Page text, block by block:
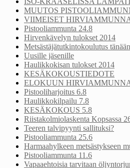
MUUTOS
VIIMEISET
Pistooliammunta 24.8
Hirvenkävelyn tulokset 2014
Metsästäjätutkintokoulutus
Uusille jäsenille
Haulikkokisan tulokset 2014
KESÄKOKOUSTIEDOTE
ELOKUUN
Pistooliharjoitus 6.8
Haulikkokilpailu 7.8
KESÄKOKOUS 5.8
Riistakolmiolaskenta Kopsassa
Teeren talvipyynti sallituksi?
Pistooliammunta 25.6
Harmaahylkeen metsästykseen
Pistooliammunta 11.6
Vapaaehtoisia tarvitaan